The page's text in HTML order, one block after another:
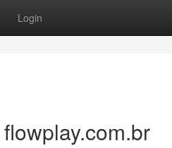
Login